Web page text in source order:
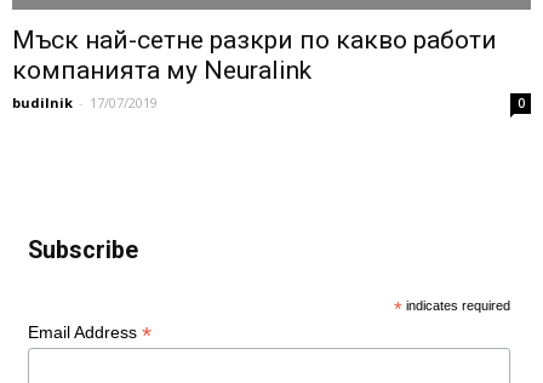
Мъск най-сетне разкри по какво работи
компанията му Neuralink
budilnik - 17/07/2019 0
Subscribe
* indicates required
Email Address *